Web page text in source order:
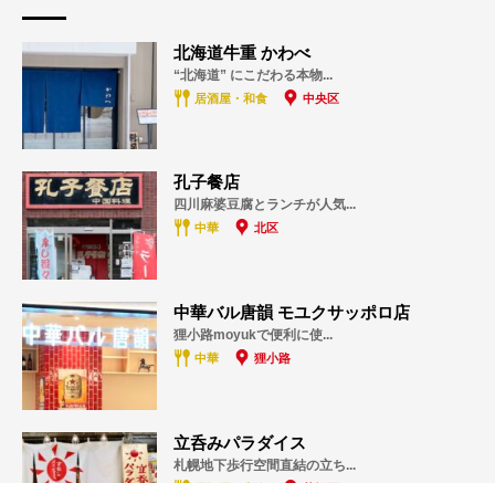
北海道牛重 かわべ
“北海道” にこだわる本物...
居酒屋・和食 中央区
孔子餐店
四川麻婆豆腐とランチが人気...
中華 北区
中華バル唐韻 モユクサッポロ店
狸小路moyukで便利に使...
中華 狸小路
立呑みパラダイス
札幌地下歩行空間直結の立ち...